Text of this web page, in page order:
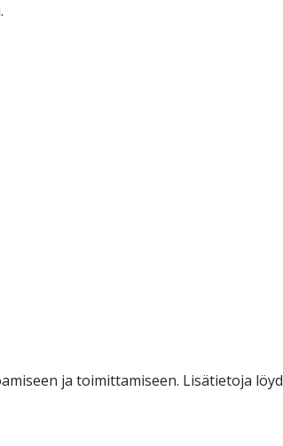
ja toimittamiseen. Lisätietoja